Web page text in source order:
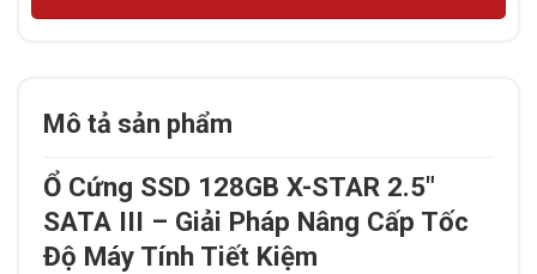
Mô tả sản phẩm
Ổ Cứng SSD 128GB X-STAR 2.5″
SATA III – Giải Pháp Nâng Cấp Tốc
Độ Máy Tính Tiết Kiệm